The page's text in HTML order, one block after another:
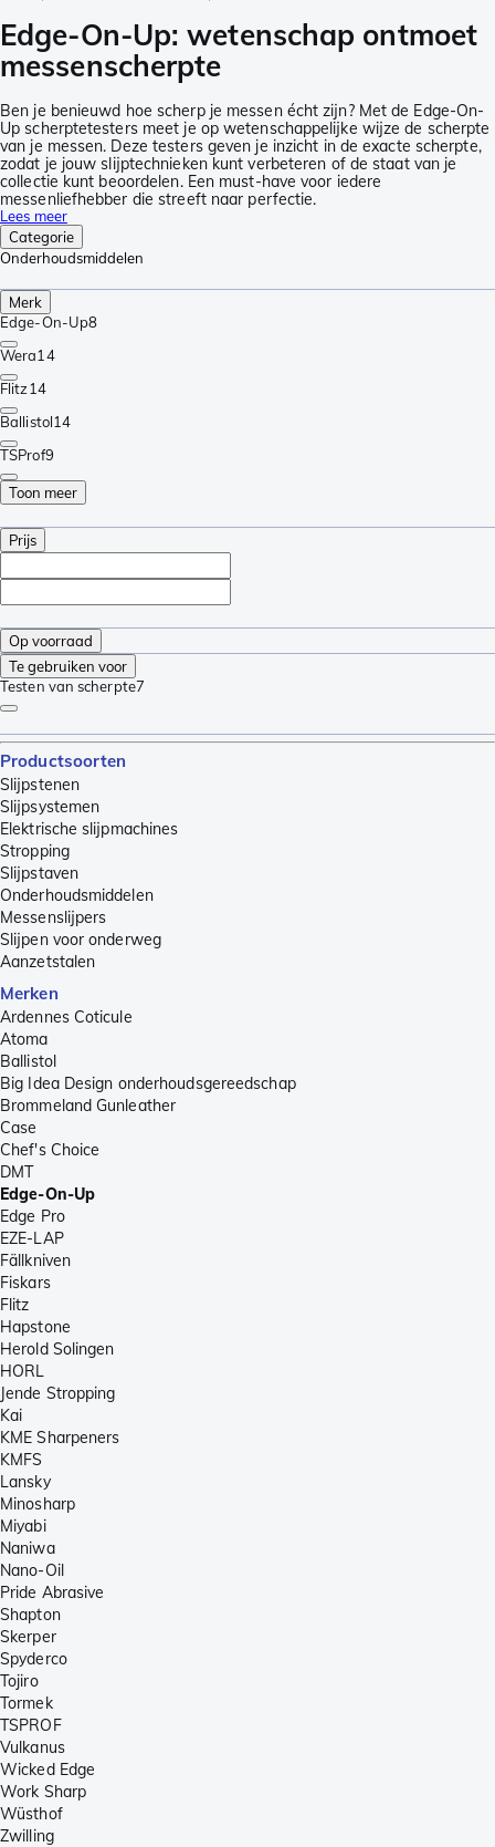
Edge-On-Up: wetenschap ontmoet
messenscherpte
Ben je benieuwd hoe scherp je messen écht zijn? Met de Edge-On-
Up scherptetesters meet je op wetenschappelijke wijze de scherpte
van je messen. Deze testers geven je inzicht in de exacte scherpte,
zodat je jouw slijptechnieken kunt verbeteren of de staat van je
collectie kunt beoordelen. Een must-have voor iedere
messenliefhebber die streeft naar perfectie.
Lees meer
Categorie
Onderhoudsmiddelen
Merk
Edge-On-Up8
Wera14
Flitz14
Ballistol14
TSProf9
Toon meer
Prijs
Op voorraad
Te gebruiken voor
Testen van scherpte7
Productsoorten
Slijpstenen
Slijpsystemen
Elektrische slijpmachines
Stropping
Slijpstaven
Onderhoudsmiddelen
Messenslijpers
Slijpen voor onderweg
Aanzetstalen
Merken
Ardennes Coticule
Atoma
Ballistol
Big Idea Design onderhoudsgereedschap
Brommeland Gunleather
Case
Chef's Choice
DMT
Edge-On-Up
Edge Pro
EZE-LAP
Fällkniven
Fiskars
Flitz
Hapstone
Herold Solingen
HORL
Jende Stropping
Kai
KME Sharpeners
KMFS
Lansky
Minosharp
Miyabi
Naniwa
Nano-Oil
Pride Abrasive
Shapton
Skerper
Spyderco
Tojiro
Tormek
TSPROF
Vulkanus
Wicked Edge
Work Sharp
Wüsthof
Zwilling